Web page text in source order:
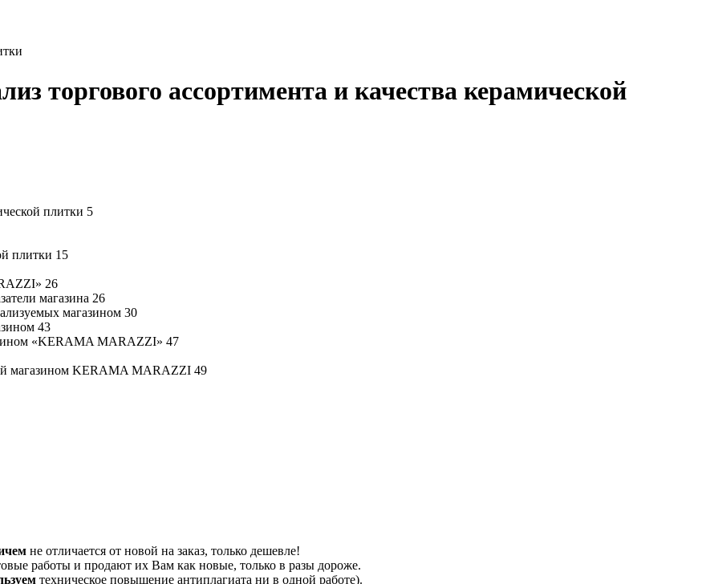
торгового ассортимента и качества керамической
плитки 5
плитки 15
26
магазина 26
магазином 30
43
«KERAMA MARAZZI» 47
магазином KERAMA MARAZZI 49
не отличается от новой на заказ, только дешевле!
работы и продают их Вам как новые, только в разы дороже.
техническое повышение антиплагиата ни в одной работе).